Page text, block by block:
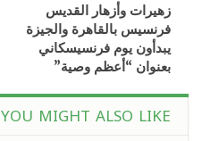
زهيرات وأزهار القديس
فرنسيس بالقاهرة والجيزة
يبدأون يوم فرنسيسكاني
بعنوان “أعظم وصية”
YOU MIGHT ALSO LIKE